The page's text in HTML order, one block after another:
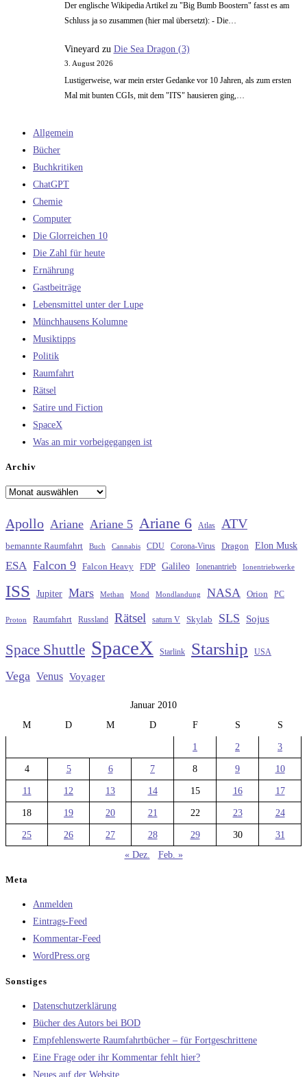
Der englische Wikipedia Artikel zu "Big Bumb Boostern" fasst es am
Schluss ja so zusammen (hier mal übersetzt): - Die…
Vineyard zu Die Sea Dragon (3)
3. August 2026
Lustigerweise, war mein erster Gedanke vor 10 Jahren, als zum ersten
Mal mit bunten CGIs, mit dem "ITS" hausieren ging,…
Allgemein
Bücher
Buchkritiken
ChatGPT
Chemie
Computer
Die Glorreichen 10
Die Zahl für heute
Ernährung
Gastbeiträge
Lebensmittel unter der Lupe
Münchhausens Kolumne
Musiktipps
Politik
Raumfahrt
Rätsel
Satire und Fiction
SpaceX
Was an mir vorbeigegangen ist
Archiv
Archiv
Apollo Ariane Ariane 5 Ariane 6 Atlas ATV
bemannte Raumfahrt Buch Cannabis CDU Corona-Virus Dragon Elon Musk
ESA Falcon 9 Falcon Heavy FDP Galileo Ionenantrieb Ionentriebwerke
ISS Jupiter Mars Methan Mond Mondlandung NASA Orion PC
Proton Raumfahrt Russland Rätsel saturn V Skylab SLS Sojus
Space Shuttle SpaceX Starlink Starship USA
Vega Venus Voyager
Januar 2010
M
D M D F S S
1 2 3
4 5 6 7 8 9 10
11 12 13 14 15 16 17
18 19 20 21 22 23 24
25 26 27 28 29 30
31
« Dez.
Feb. »
Meta
Anmelden
Eintrags-Feed
Kommentar-Feed
WordPress.org
Sonstiges
Datenschutzerklärung
Bücher des Autors bei BOD
Empfehlenswerte Raumfahrtbücher – für Fortgeschrittene
Eine Frage oder ihr Kommentar fehlt hier?
Neues auf der Website